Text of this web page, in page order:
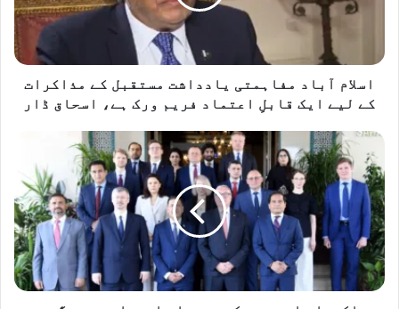
لیے
ایک
قابلِ
فریم
ورک
ہے،
اسحاق
ڈار
اسلام آباد مفاہمتی یادداشت مستقبل کے مذاکرات
کے لیے ایک قابلِ اعتماد فریم ورک ہے، اسحاق ڈار
پاکستان
اور
روس
کے
درمیان
انسدادِ
دہشت
گردی
سے